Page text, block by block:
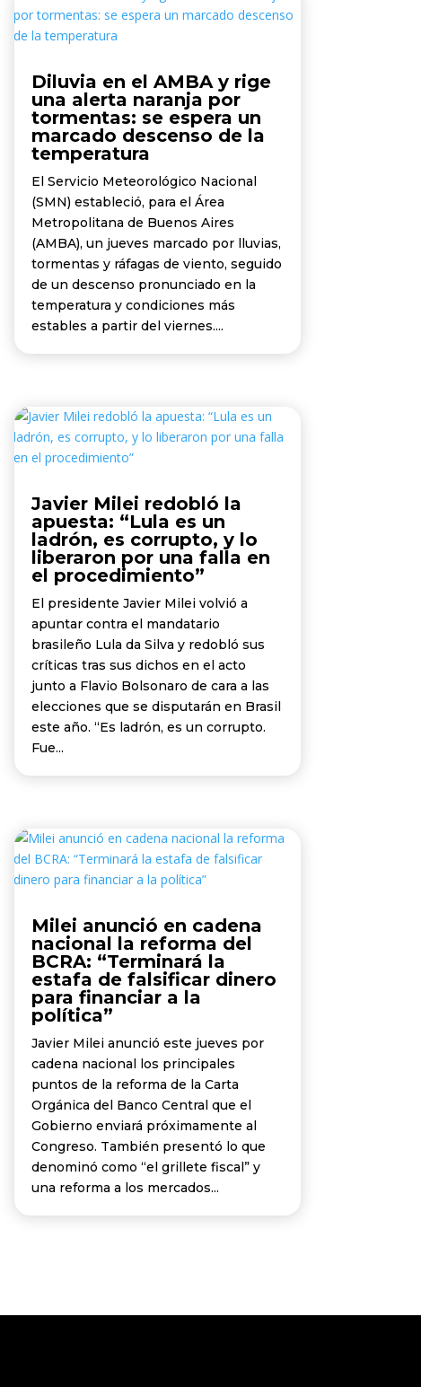
Diluvia en el AMBA y rige
una alerta naranja por
tormentas: se espera un
marcado descenso de la
temperatura
El Servicio Meteorológico Nacional
(SMN) estableció, para el Área
Metropolitana de Buenos Aires
(AMBA), un jueves marcado por lluvias,
tormentas y ráfagas de viento, seguido
de un descenso pronunciado en la
temperatura y condiciones más
estables a partir del viernes....
Javier Milei redobló la
apuesta: “Lula es un
ladrón, es corrupto, y lo
liberaron por una falla en
el procedimiento”
El presidente Javier Milei volvió a
apuntar contra el mandatario
brasileño Lula da Silva y redobló sus
críticas tras sus dichos en el acto
junto a Flavio Bolsonaro de cara a las
elecciones que se disputarán en Brasil
este año. “Es ladrón, es un corrupto.
Fue...
Milei anunció en cadena
nacional la reforma del
BCRA: “Terminará la
estafa de falsificar dinero
para financiar a la
política”
Javier Milei anunció este jueves por
cadena nacional los principales
puntos de la reforma de la Carta
Orgánica del Banco Central que el
Gobierno enviará próximamente al
Congreso. También presentó lo que
denominó como “el grillete fiscal” y
una reforma a los mercados...